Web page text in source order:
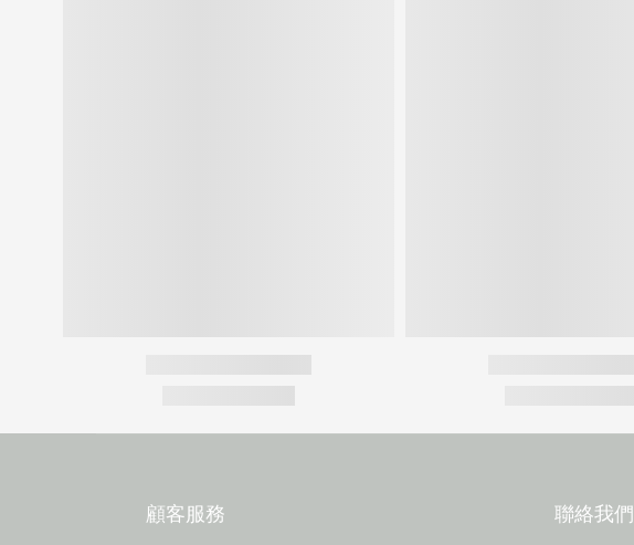
顧客服務 聯絡我們